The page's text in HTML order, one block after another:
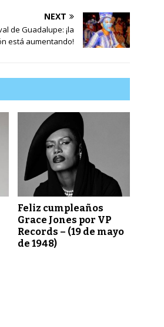
NEXT
de Guadalupe: ¡la
está aumentando!
Feliz cumpleaños
Grace Jones por VP
Records – (19 de mayo
de 1948)